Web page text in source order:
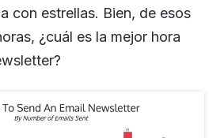
con estrellas. Bien, de esos
¿cuál es la mejor hora